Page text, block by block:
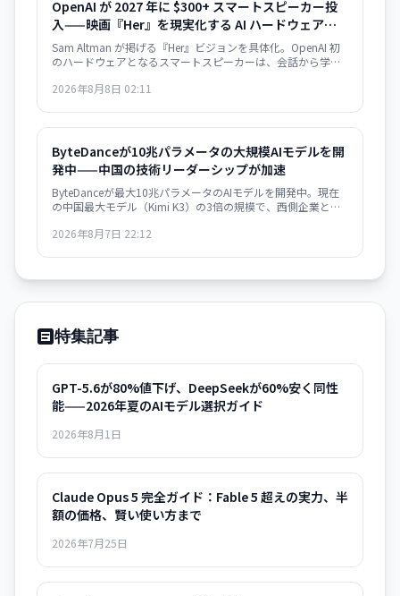
OpenAI が 2027 年に $300+ スマートスピーカー投
入——映画『Her』を現実化する AI ハードウェア戦
略の第一歩
Sam Altman が掲げる『Her』ビジョンを具体化。OpenAI 初
のハードウェアとなるスマートスピーカーは、会話から学習
定。
2026年8月8日 02:11
ByteDanceが10兆パラメータの大規模AIモデルを開
発中——中国の技術リーダーシップが加速
ByteDanceが最大10兆パラメータのAIモデルを開発中。現在
の中国最大モデル（Kimi K3）の3倍の規模で、西側企業との
長期的な世界的リーダーシップを目指す戦略。
2026年8月7日 22:12
特集記事
GPT-5.6が80%値下げ、DeepSeekが60%安く同性
能——2026年夏のAIモデル選択ガイド
2026年8月1日
Claude Opus 5 完全ガイド：Fable 5 超えの実力、半
額の価格、賢い使い方まで
2026年7月25日